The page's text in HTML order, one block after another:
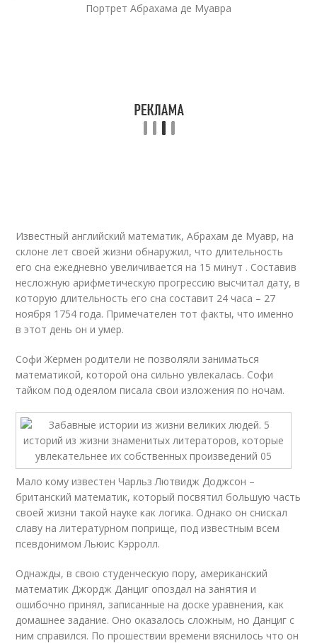
Портрет Абрахама де Муавра
Известный английский математик, Абрахам де Муавр, на
склоне лет своей жизни обнаружил, что длительность
его сна ежедневно увеличивается на 15 минут . Составив
несложную арифметическую прогрессию высчитал дату, в
которую длительность его сна составит 24 часа – 27
ноября 1754 года. Примечателен тот факты, что именно
в этот день он и умер.
Софи Жермен родители не позволяли заниматься
математикой, которой она сильно увлекалась. Софи
тайком под одеялом писала свои изложения по ночам.
Мало кому известен Чарльз Лютвидж Доджсон –
британский математик, который посвятил большую часть
своей жизни такой науке как логика. Однако он снискал
славу на литературном поприще, под известным всем
псевдонимом Льюис Кэрролл.
Однажды, в свою студенческую пору, американский
математик Джордж Данциг опоздал на занятия и
ошибочно принял, записанные на доске уравнения, как
домашнее задание. Оно оказалось сложным, но Данциг с
ним справился. По прошествии времени вяснилось что он